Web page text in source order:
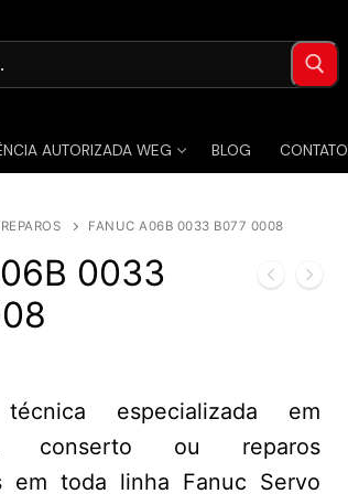
AUTORIZADA WEG BLOG CONTATO
REPAROS FANUC A06B 0033 B077 0008
0033
técnica especializada em
conserto ou reparos
em toda linha Fanuc Servo